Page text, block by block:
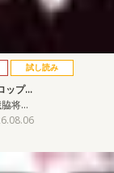
試し読み
ップ…
将…